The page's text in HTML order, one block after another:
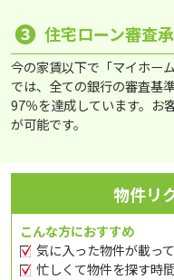
❸ 住宅ローン審査
今の家賃以下で「マイホー
では、全ての銀行の審査基
97％を達成しています。お
が可能です。
物件リ
こんな方におすすめ
気に入った物件が載っ
忙しくて物件を探す時